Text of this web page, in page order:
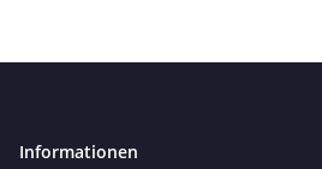
Informationen